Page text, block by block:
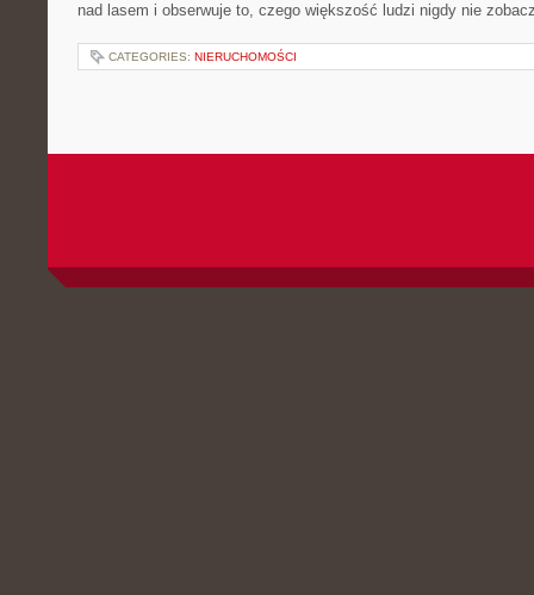
nad lasem i obserwuje to, czego większość ludzi nigdy nie
CATEGORIES: NIERUCHOMOŚCI